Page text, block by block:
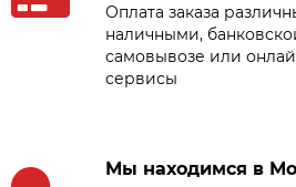
Оплата заказа
наличными,
самовывозе или
сервисы
Мы находимся в